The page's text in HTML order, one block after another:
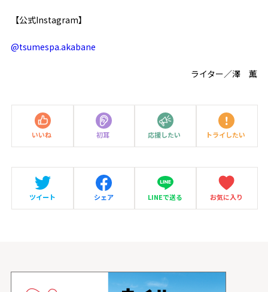
【公式Instagram】
@tsumespa.akabane
ライター／澤 薫
いいね 初耳 応援したい トライしたい
ツイート シェア LINEで送る お気に入り